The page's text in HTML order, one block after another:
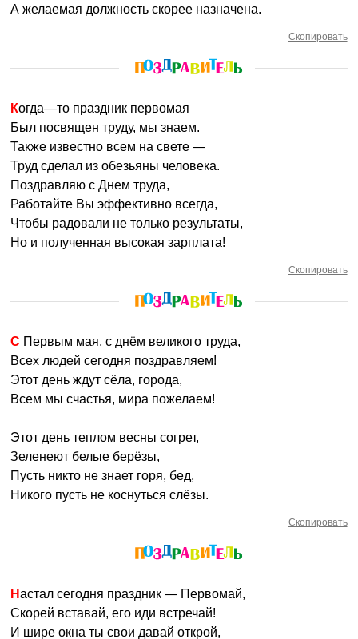
А желаемая должность скорее назначена.
Скопировать
Когда—то праздник первомая
Был посвящен труду, мы знаем.
Также известно всем на свете —
Труд сделал из обезьяны человека.
Поздравляю с Днем труда,
Работайте Вы эффективно всегда,
Чтобы радовали не только результаты,
Но и полученная высокая зарплата!
Скопировать
С Первым мая, с днём великого труда,
Всех людей сегодня поздравляем!
Этот день ждут сёла, города,
Всем мы счастья, мира пожелаем!
Этот день теплом весны согрет,
Зеленеют белые берёзы,
Пусть никто не знает горя, бед,
Никого пусть не коснуться слёзы.
Скопировать
Настал сегодня праздник — Первомай,
Скорей вставай, его иди встречай!
И шире окна ты свои давай открой,